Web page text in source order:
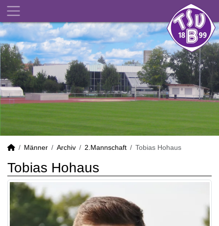
Männer Archiv 2.Mannschaft Tobias Hohaus
Tobias Hohaus